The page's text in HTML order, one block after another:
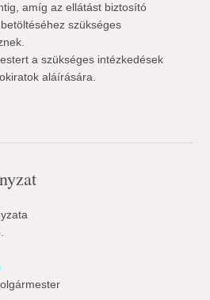
amíg az ellátást biztosító
szükséges
a szükséges intézkedések
aláírására.